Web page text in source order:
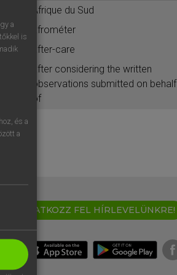
Afrique du Sud
afrométer
after-care
after considering the written
observations submitted on behalf
of
IRATKOZZ FEL HÍRLEVELÜNKRE!
a
is
és a
a